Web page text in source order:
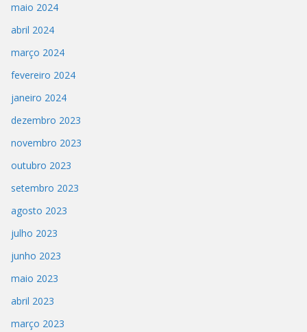
maio 2024
abril 2024
março 2024
fevereiro 2024
janeiro 2024
dezembro 2023
novembro 2023
outubro 2023
setembro 2023
agosto 2023
julho 2023
junho 2023
maio 2023
abril 2023
março 2023